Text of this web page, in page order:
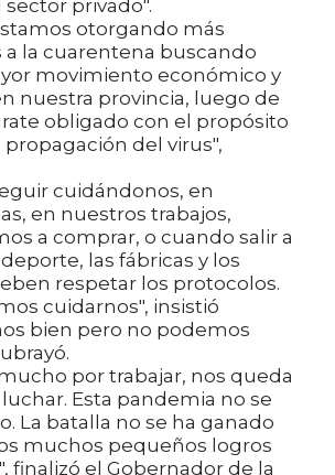
privado".
otorgando más
a la cuarentena buscando
movimiento económico y
nuestra provincia, luego de
obligado con el propósito
del virus",
cuidándonos, en
en nuestros trabajos,
a comprar, o cuando salir a
las fábricas y los
respetar los protocolos.
cuidarnos", insistió
bien pero no podemos
por trabajar, nos queda
Esta pandemia no se
La batalla no se ha ganado
muchos pequeños logros
finalizó el Gobernador de la